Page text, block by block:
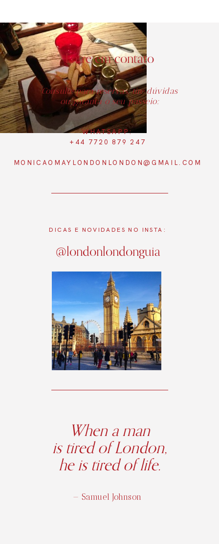
DICAS E NOVIDADES NO INSTA:
When a man
is tired of London,
he is tired of life.
Entre em contato
@londonlondonguia
Consulte para reservas, tire dúvidas
ou garanta o seu passeio:
WHATSAPP:
+44 7720 879 247
MONICAOMAYLONDONLONDON@GMAIL.COM
— Samuel Johnson